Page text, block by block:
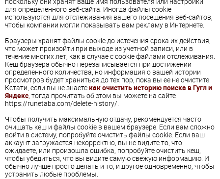
для определенного веб-сайта. Иногда файлы cookie
используются для отслеживания вашего посещения веб-сайтов,
чтобы компании могли показывать вам рекламу в Интернете.
Браузеры хранят файлы cookie до истечения срока их действия,
что может произойти при выходе из учетной записи, или в
течение многих лет, как в случае с cookie файлами отслеживания.
Кеш браузера обычно перезаписывается при достижении
определенного количества, но информация о вашей истории
просмотров будет храниться до тех пор, пока вы ее не очистите.
Кстати, если вы не знаетекак очистить историю поиска в Гугл и
Яндекс , тогда прочитать об этом вы можете на сайте
https://runetaba.com/delete-history/.
Чтобы получить максимальную отдачу, рекомендуется часто
очищать кеш и файлы cookie в вашем браузере. Если вам сложно
войти в систему, попробуйте очистить файлы cookie. Если ваш
аккаунт загружается некорректно, вы не видите то, что
ожидаете, или произошла ошибка, попробуйте очистить кеш,
чтобы убедиться, что вы видите самую свежую информацию. И
обычно лучше просто делать и то, и другое одновременно, чтобы
устранить любые проблемы.